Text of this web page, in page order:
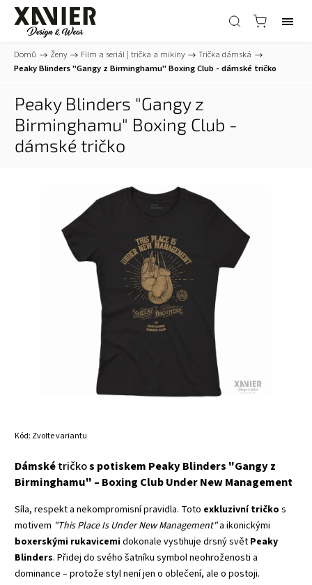
Domů / Ženy / Film a seriál | trička a mikiny / Trička dámská /
Peaky Blinders "Gangy z Birminghamu" Boxing Club - dámské tričko
Peaky Blinders "Gangy z
Birminghamu" Boxing Club -
dámské tričko
Kód: Zvolte variantu
Dámskétričkos potiskem Peaky Blinders "Gangy z
Birminghamu" – Boxing Club Under New Management
Síla, respekt a nekompromisní pravidla. Toto exkluzivní tričko s
motivem "This Place Is Under New Management"a ikonickými
boxerskými rukavicemidokonale vystihuje drsný svět Peaky
Blinders. Přidej do svého šatníku symbol neohroženosti a
dominance – protože styl není jen o oblečení, ale o postoji.